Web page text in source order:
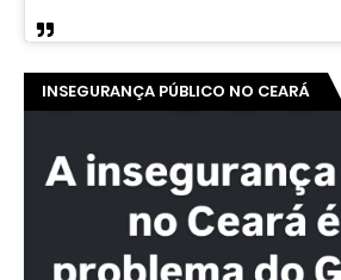
INSEGURANÇA PÚBLICO NO CEARÁ